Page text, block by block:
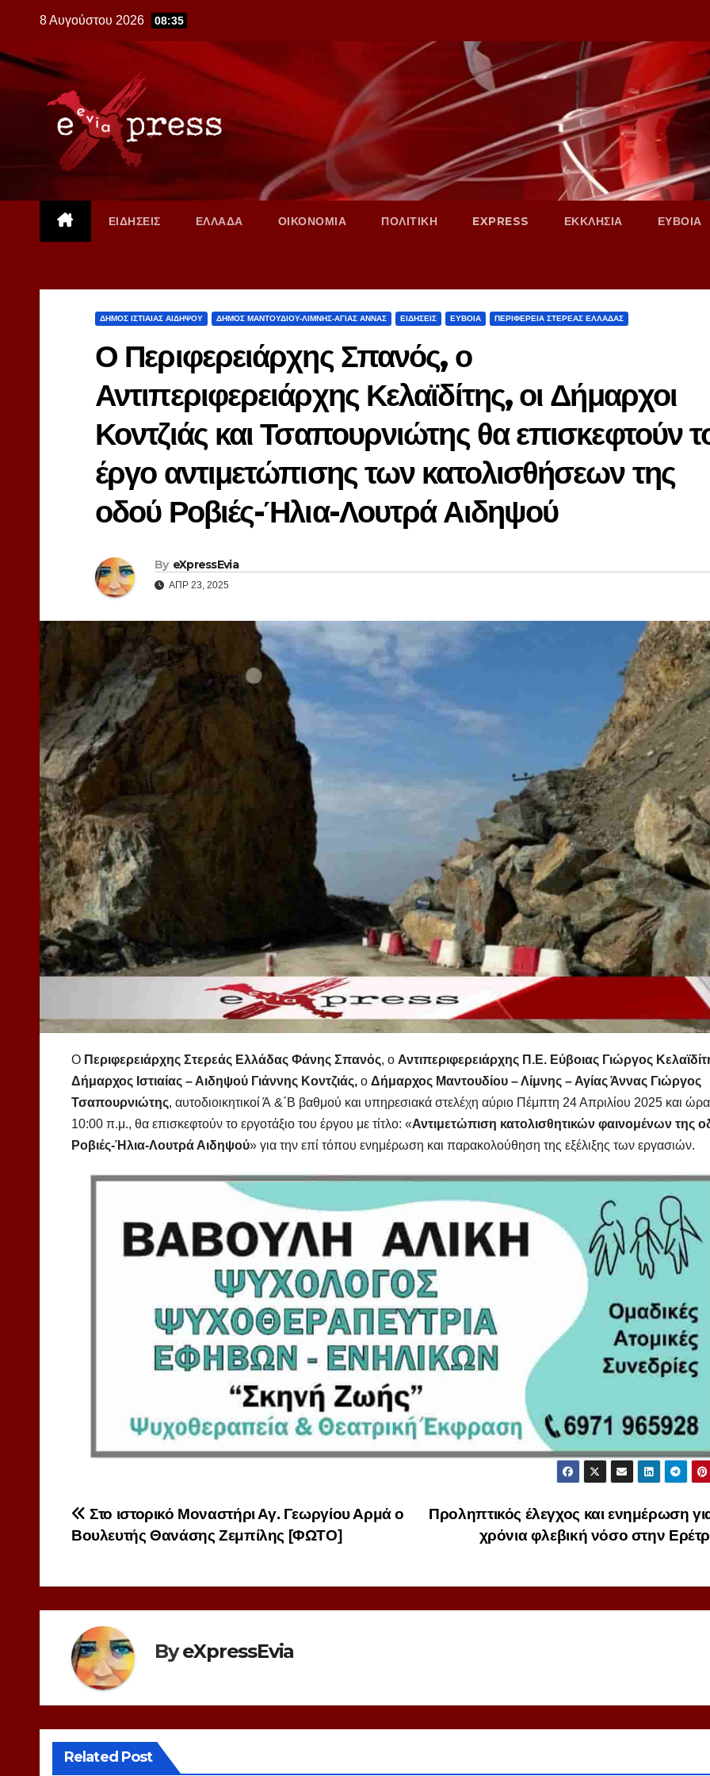
content
8 Αυγούστου 2026 08:35
ΕΙΔΗΣΕΙΣ ΕΛΛΑΔΑ ΟΙΚΟΝΟΜΙΑ ΠΟΛΙΤΙΚΗ EXPRESS ΕΚΚΛΗΣΙΑ ΕΥΒΟΙΑ
ΔΗΜΟΣ ΙΣΤΙΑΙΑΣ ΑΙΔΗΨΟΥ ΔΗΜΟΣ ΜΑΝΤΟΥΔΙΟΥ-ΛΙΜΝΗΣ-ΑΓΙΑΣ ΑΝΝΑΣ ΕΙΔΗΣΕΙΣ ΕΥΒΟΙΑ ΠΕΡΙΦΕΡΕΙΑ ΣΤΕΡΕΑΣ ΕΛΛΑΔΑΣ
Ο Περιφερειάρχης Σπανός, ο
Αντιπεριφερειάρχης Κελαϊδίτης, οι Δήμαρχοι
Κοντζιάς και Τσαπουρνιώτης θα επισκεφτούν
έργο αντιμετώπισης των κατολισθήσεων της
οδού Ροβιές-Ήλια-Λουτρά Αιδηψού
By eXpressEvia
ΑΠΡ 23, 2025
Ο Περιφερειάρχης Στερεάς Ελλάδας Φάνης Σπανός, ο Αντιπεριφερειάρχης Π.Ε. Εύβοιας Γιώργος
Δήμαρχος Ιστιαίας – Αιδηψού Γιάννης Κοντζιάς, ο Δήμαρχος Μαντουδίου – Λίμνης – Αγίας Άννας Γιώργος
Τσαπουρνιώτης, αυτοδιοικητικοί Ά &΄Β βαθμού και υπηρεσιακά στελέχη αύριο Πέμπτη 24 Απριλίου 2025 και ώρα
10:00 π.μ., θα επισκεφτούν το εργοτάξιο του έργου με τίτλο: «Αντιμετώπιση κατολισθητικών φαινομένων της
Ροβιές-Ήλια-Λουτρά Αιδηψού» για την επί τόπου ενημέρωση και παρακολούθηση της εξέλιξης των εργασιών.
Πλοήγηση
άρθρων
Προληπτικός έλεγχος και ενημέρωση
χρόνια φλεβική νόσο στην
Στο ιστορικό Μοναστήρι Αγ. Γεωργίου Αρμά ο
Βουλευτής Θανάσης Ζεμπίλης [ΦΩΤΟ]
ByeXpressEvia
Related Post